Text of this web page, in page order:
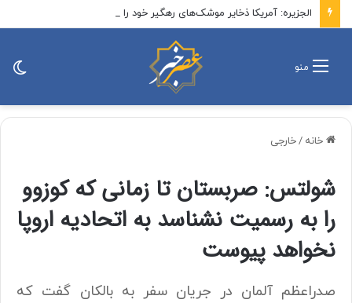
منو
خانه /خارجی
شولتس: صربستان تا زمانی که کوزوو
را به رسمیت نشناسد به اتحادیه اروپا
نخواهد پیوست
صدراعظم آلمان در جریان سفر به بالکان گفت که